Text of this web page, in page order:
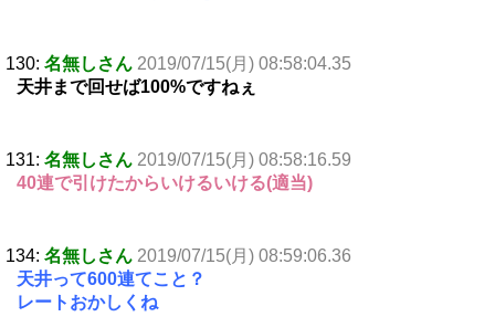
130: 名無しさん 2019/07/15(月) 08:58:04.35
天井まで回せば100%ですねぇ
131: 名無しさん 2019/07/15(月) 08:58:16.59
40連で引けたからいけるいける(適当)
134: 名無しさん 2019/07/15(月) 08:59:06.36
天井って600連てこと？
レートおかしくね